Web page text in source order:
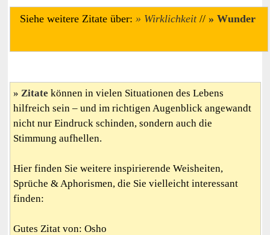
Siehe weitere Zitate über: Wirklichkeit// Wunder
Zitate können in vielen Situationen des Lebens
hilfreich sein – und im richtigen Augenblick angewandt
nicht nur Eindruck schinden, sondern auch die
Stimmung aufhellen.
Hier finden Sie weitere inspirierende Weisheiten,
Sprüche & Aphorismen, die Sie vielleicht interessant
finden:
Gutes Zitat von: Osho